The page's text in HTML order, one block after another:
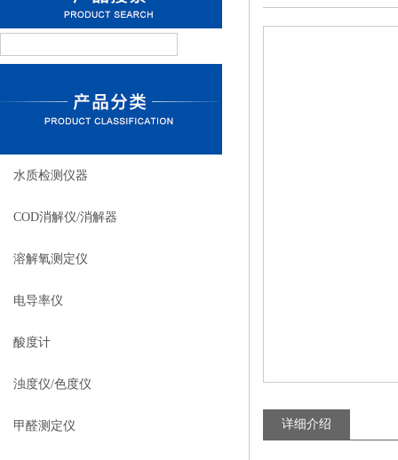
水质检测仪器
COD消解仪/消解器
溶解氧测定仪
电导率仪
酸度计
浊度仪/色度仪
甲醛测定仪 详细介绍